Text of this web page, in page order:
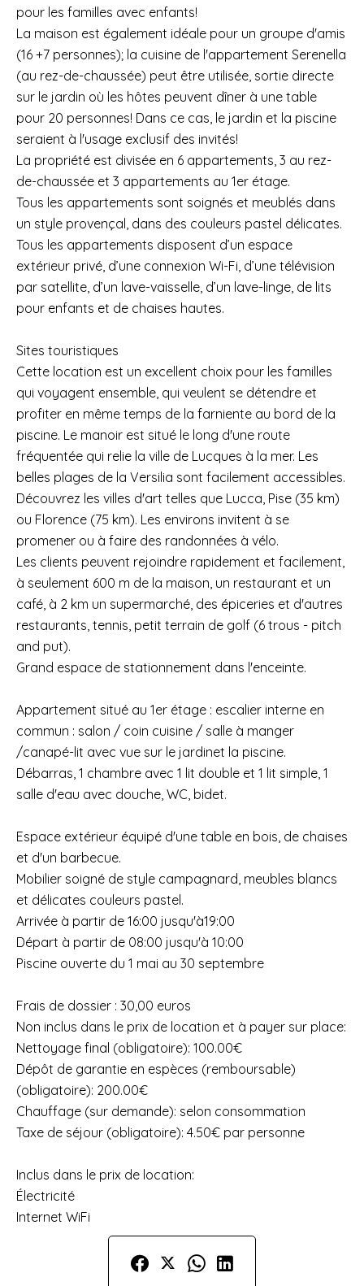
pour les familles avec enfants!
La maison est également idéale pour un groupe d'amis
(16 +7 personnes); la cuisine de l'appartement Serenella
(au rez-de-chaussée) peut être utilisée, sortie directe
sur le jardin où les hôtes peuvent dîner à une table
pour 20 personnes! Dans ce cas, le jardin et la piscine
seraient à l'usage exclusif des invités!
La propriété est divisée en 6 appartements, 3 au rez-
de-chaussée et 3 appartements au 1er étage.
Tous les appartements sont soignés et meublés dans
un style provençal, dans des couleurs pastel délicates.
Tous les appartements disposent d’un espace
extérieur privé, d’une connexion Wi-Fi, d’une télévision
par satellite, d’un lave-vaisselle, d’un lave-linge, de lits
pour enfants et de chaises hautes.
Sites touristiques
Cette location est un excellent choix pour les familles
qui voyagent ensemble, qui veulent se détendre et
profiter en même temps de la farniente au bord de la
piscine. Le manoir est situé le long d'une route
fréquentée qui relie la ville de Lucques à la mer. Les
belles plages de la Versilia sont facilement accessibles.
Découvrez les villes d'art telles que Lucca, Pise (35 km)
ou Florence (75 km). Les environs invitent à se
promener ou à faire des randonnées à vélo.
Les clients peuvent rejoindre rapidement et facilement,
à seulement 600 m de la maison, un restaurant et un
café, à 2 km un supermarché, des épiceries et d'autres
restaurants, tennis, petit terrain de golf (6 trous - pitch
and put).
Grand espace de stationnement dans l'enceinte.
Appartement situé au 1er étage : escalier interne en
commun : salon / coin cuisine / salle à manger
/canapé-lit avec vue sur le jardinet la piscine.
Débarras, 1 chambre avec 1 lit double et 1 lit simple, 1
salle d'eau avec douche, WC, bidet.
Espace extérieur équipé d'une table en bois, de chaises
et d'un barbecue.
Mobilier soigné de style campagnard, meubles blancs
et délicates couleurs pastel.
Arrivée à partir de 16:00 jusqu'à19:00
Départ à partir de 08:00 jusqu'à 10:00
Piscine ouverte du 1 mai au 30 septembre
Frais de dossier : 30,00 euros
Non inclus dans le prix de location et à payer sur place:
Nettoyage final (obligatoire): 100.00€
Dépôt de garantie en espèces (remboursable)
(obligatoire): 200.00€
Chauffage (sur demande): selon consommation
Taxe de séjour (obligatoire): 4.50€ par personne
Inclus dans le prix de location:
Électricité
Internet WiFi